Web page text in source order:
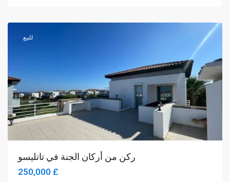
للبيع
ركن من أركان الجنة في تاتليسو
£ 250,000